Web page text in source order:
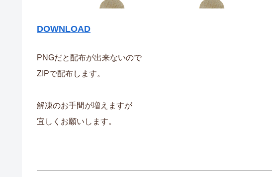
DOWNLOAD
PNGだと配布が出来ないので
ZIPで配布します。
解凍のお手間が増えますが
宜しくお願いします。